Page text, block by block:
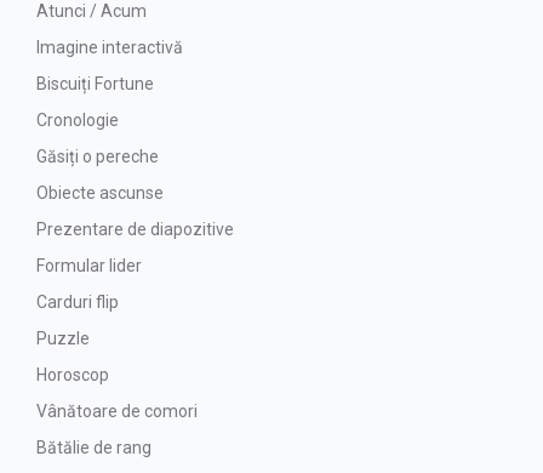
Atunci / Acum
Imagine interactivă
Biscuiți Fortune
Cronologie
Găsiți o pereche
Obiecte ascunse
Prezentare de diapozitive
Formular lider
Carduri flip
Puzzle
Horoscop
Vânătoare de comori
Bătălie de rang